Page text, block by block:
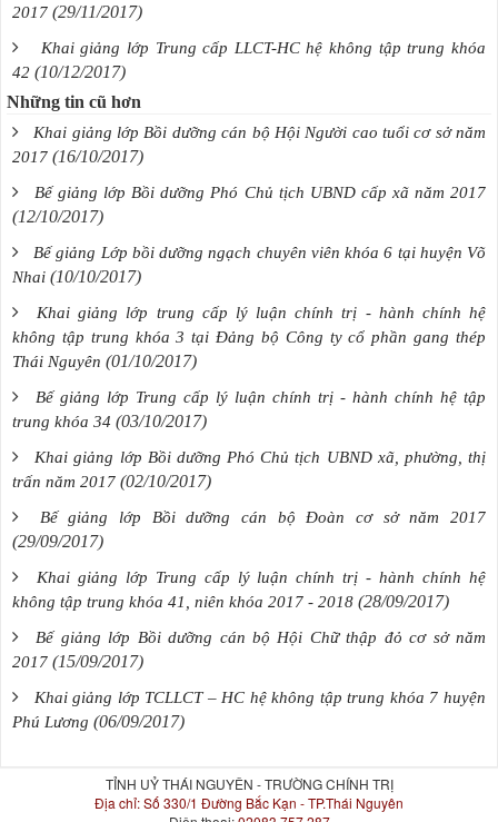
2017 (29/11/2017)
Khai giảng lớp Trung cấp LLCT-HC hệ không tập trung khóa
42 (10/12/2017)
Những tin cũ hơn
Khai giảng lớp Bồi dưỡng cán bộ Hội Người cao tuổi cơ sở năm
2017 (16/10/2017)
Bế giảng lớp Bồi dưỡng Phó Chủ tịch UBND cấp xã năm 2017
(12/10/2017)
Bế giảng Lớp bồi dưỡng ngạch chuyên viên khóa 6 tại huyện Võ
Nhai (10/10/2017)
Khai giảng lớp trung cấp lý luận chính trị - hành chính hệ
không tập trung khóa 3 tại Đảng bộ Công ty cổ phần gang thép
Thái Nguyên (01/10/2017)
Bế giảng lớp Trung cấp lý luận chính trị - hành chính hệ tập
trung khóa 34 (03/10/2017)
Khai giảng lớp Bồi dưỡng Phó Chủ tịch UBND xã, phường, thị
trấn năm 2017 (02/10/2017)
Bế giảng lớp Bồi dưỡng cán bộ Đoàn cơ sở năm 2017
(29/09/2017)
Khai giảng lớp Trung cấp lý luận chính trị - hành chính hệ
không tập trung khóa 41, niên khóa 2017 - 2018 (28/09/2017)
Bế giảng lớp Bồi dưỡng cán bộ Hội Chữ thập đỏ cơ sở năm
2017 (15/09/2017)
Khai giảng lớp TCLLCT – HC hệ không tập trung khóa 7 huyện
Phú Lương (06/09/2017)
TỈNH UỶ THÁI NGUYÊN - TRƯỜNG CHÍNH TRỊ
Địa chỉ:Số 330/1 Đường Bắc Kạn - TP.Thái Nguyên